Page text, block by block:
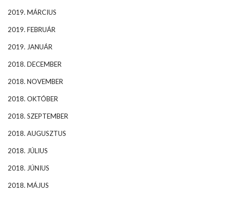
2019. MÁRCIUS
2019. FEBRUÁR
2019. JANUÁR
2018. DECEMBER
2018. NOVEMBER
2018. OKTÓBER
2018. SZEPTEMBER
2018. AUGUSZTUS
2018. JÚLIUS
2018. JÚNIUS
2018. MÁJUS